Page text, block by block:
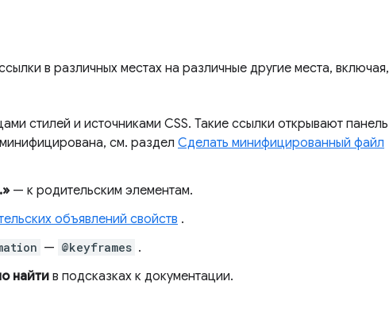
в различных местах на различные другие места, включая,
стилей и источниками CSS. Такие ссылки открывают панель
см. раздел Сделать минифицированный файл
— к родительским элементам.
объявлений свойств .
— @keyframes .
найти в подсказках к документации.